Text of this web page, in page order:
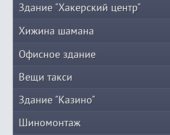
Здание "Хакерский центр"
Хижина шамана
Офисное здание
Вещи такси
Здание "Казино"
Шиномонтаж